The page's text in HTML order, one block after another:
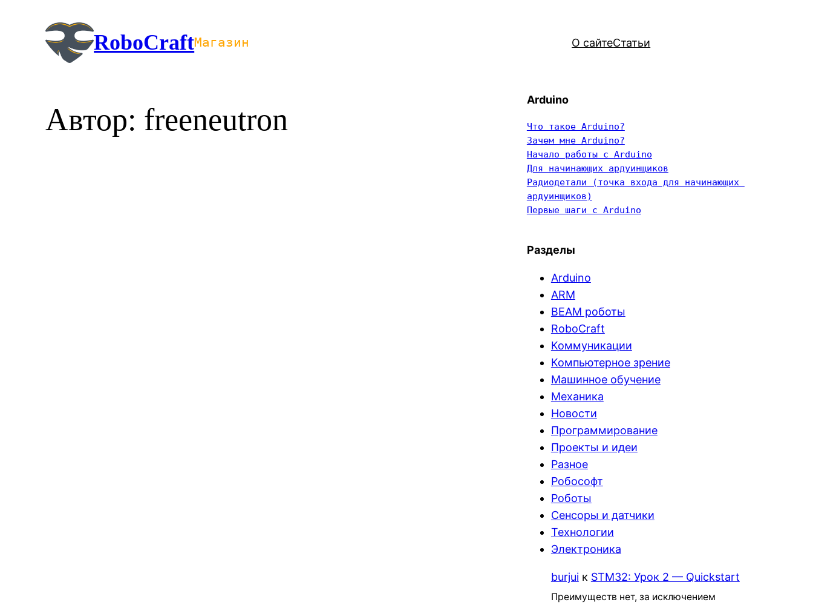
содержимому
RoboCraftМагазин О сайтеСтатьи
Автор: freeneutron
Arduino
Что такое Arduino?
Зачем мне Arduino?
Начало работы с Arduino
Для начинающих ардуинщиков
Радиодетали (точка входа для начинающих
ардуинщиков)
Первые шаги с Arduino
Разделы
Arduino
ARM
BEAM роботы
RoboCraft
Коммуникации
Компьютерное зрение
Машинное обучение
Механика
Новости
Программирование
Проекты и идеи
Разное
Робософт
Роботы
Сенсоры и датчики
Технологии
Электроника
burjuiк STM32: Урок 2 — Quickstart
Преимуществ нет, за исключением